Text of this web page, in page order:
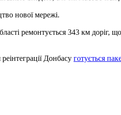
нової мережі.
ремонтується 343 км доріг,
Донбасу готується